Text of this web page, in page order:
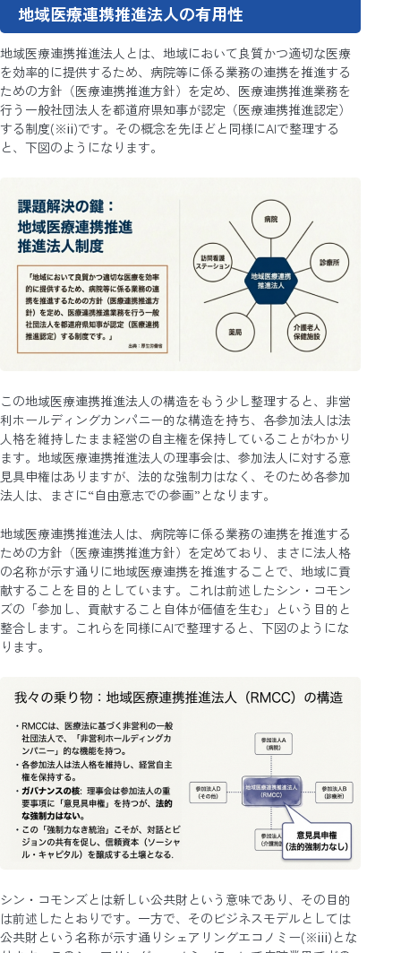
地域医療連携推進法人の有用性
地域医療連携推進法人とは、地域において良質かつ適切な医療
を効率的に提供するため、病院等に係る業務の連携を推進する
ための方針（医療連携推進方針）を定め、医療連携推進業務を
行う一般社団法人を都道府県知事が認定（医療連携推進認定）
する制度(※ⅱ)です。その概念を先ほどと同様にAIで整理する
と、下図のようになります。
この地域医療連携推進法人の構造をもう少し整理すると、非営
利ホールディングカンパニー的な構造を持ち、各参加法人は法
人格を維持したまま経営の自主権を保持していることがわかり
ます。地域医療連携推進法人の理事会は、参加法人に対する意
見具申権はありますが、法的な強制力はなく、そのため各参加
法人は、まさに“自由意志での参画”となります。
地域医療連携推進法人は、病院等に係る業務の連携を推進する
ための方針（医療連携推進方針）を定めており、まさに法人格
の名称が示す通りに地域医療連携を推進することで、地域に貢
献することを目的としています。これは前述したシン・コモン
ズの「参加し、貢献すること自体が価値を生む」という目的と
整合します。これらを同様にAIで整理すると、下図のようにな
ります。
シン・コモンズとは新しい公共財という意味であり、その目的
は前述したとおりです。一方で、そのビジネスモデルとしては
公共財という名称が示す通りシェアリングエコノミー(※ⅲ)とな